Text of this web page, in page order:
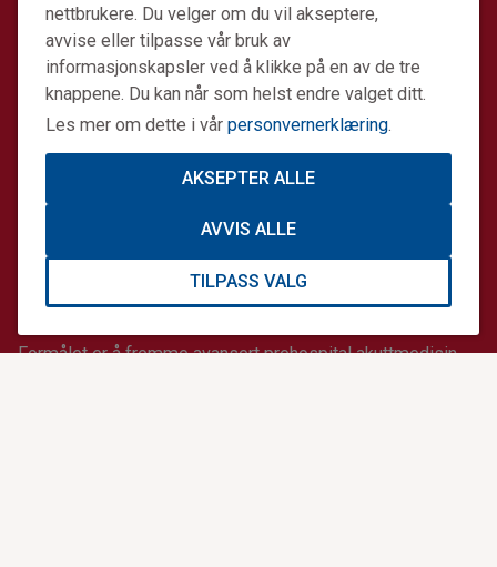
nettbrukere. Du velger om du vil akseptere,
avvise eller tilpasse vår bruk av
informasjonskapsler ved å klikke på en av de tre
knappene. Du kan når som helst endre valget ditt.
Les mer om dette i vår personvernerklæring.
AKSEPTER ALLE
AVVIS ALLE
TILPASS VALG
Stiftelsen Norsk Luftambulanse er en ideell stiftelse.
Formålet er å fremme avansert prehospital akuttmedisin.